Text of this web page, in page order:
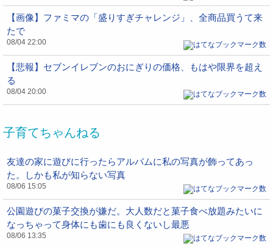
【画像】ファミマの「盛りすぎチャレンジ」、全商品買うて来
たで
08/04 22:00
【悲報】セブンイレブンのおにぎりの価格、もはや限界を超え
る
08/04 20:00
子育てちゃんねる
友達の家に遊びに行ったらアルバムに私の写真が飾ってあっ
た。しかも私が知らない写真
08/06 15:05
公園遊びの菓子交換が嫌だ。大人数だと菓子食べ放題みたいに
なっちゃって身体にも歯にも良くないし最悪
08/06 13:35